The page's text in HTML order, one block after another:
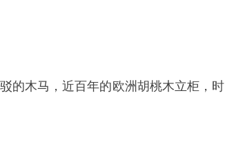
的木马，近百年的欧洲胡桃木立柜，时